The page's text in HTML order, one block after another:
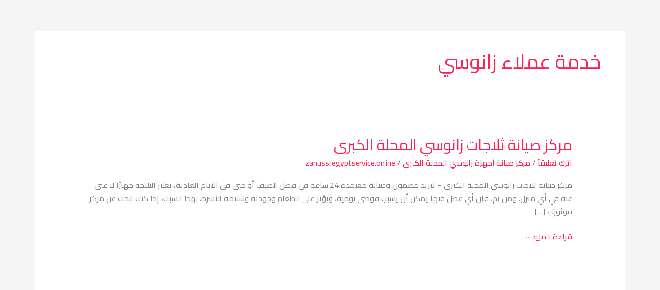
خدمة عملاء زانوسي
مركز صيانة ثلاجات زانوسي المحلة الكبرى
اترك تعليقاً/مركز صيانة أجهزة زانوسي المحلة الكبرى/
zanussi.egyptservice.online
مركز صيانة ثلاجات زانوسي المحلة الكبرى – تبريد مضمون وصيانة معتمدة 24 ساعة في فصل الصيف أو حتى في الأيام العادية، تعتبر الثلاجة جهازًا لا غنى
عنه في أي منزل. ومن ثم، فإن أي عطل فيها يمكن أن يسبب فوضى يومية، ويؤثر على الطعام وجودته وسلامة الأسرة. لهذا السبب، إذا كنت تبحث عن مركز
موثوق، […]
مركز
صيانة
ثلاجات
زانوسي
المحلة
الكبرى
قراءة المزيد »